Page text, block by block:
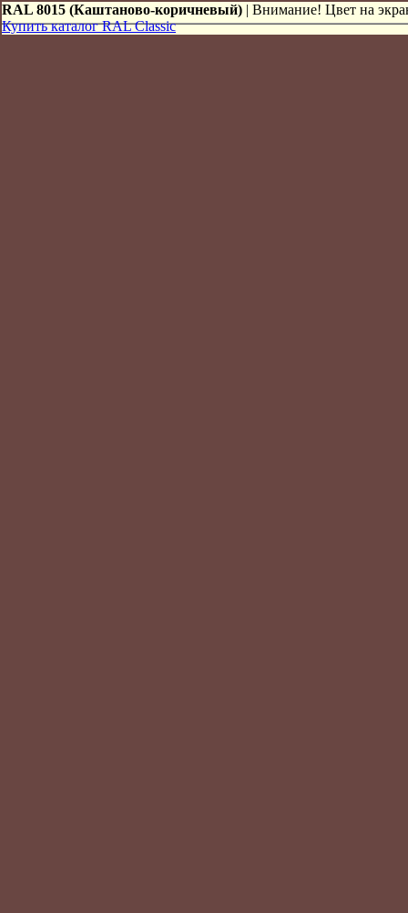
RAL 8015 (Каштаново-коричневый) | Внимание! Цвет на
Купить каталог RAL Classic